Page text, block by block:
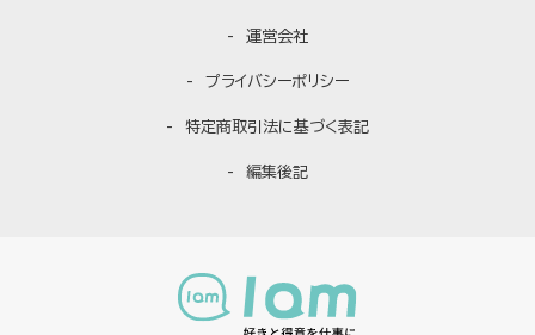
運営会社
プライバシーポリシー
特定商取引法に基づく表記
編集後記